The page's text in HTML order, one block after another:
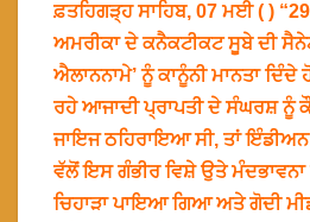
ਫ਼ਤਹਿਗੜ੍ਹ ਸਾਹਿਬ, 07 ਮਈ ( )
ਅਮਰੀਕਾ ਦੇ ਕਨੈਕਟੀਕਟ ਸੂਬੇ ਦੀ
ਐਲਾਨਨਾਮੇ’ ਨੂੰ ਕਾਨੂੰਨੀ ਮਾਨਤਾ
ਰਹੇ ਆਜਾਦੀ ਪ੍ਰਾਪਤੀ ਦੇ ਸੰਘਰਸ਼ ਨੂੰ
ਜਾਇਜ ਠਹਿਰਾਇਆ ਸੀ, ਤਾਂ
ਵੱਲੋਂ ਇਸ ਗੰਭੀਰ ਵਿਸ਼ੇ ਉਤੇ
ਚਿਹਾੜਾ ਪਾਇਆ ਗਿਆ ਅਤੇ ਗੋਦੀ